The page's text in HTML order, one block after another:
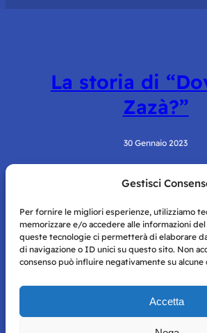
Gestisci
Per fornire le migliori esperienze, utilizziamo
memorizzare e/o accedere alle informazioni
queste tecnologie ci permetterà di elaborare
di navigazione o ID unici su questo sito. Non
consenso può influire negativamente su
Accetta
La storia di
Zazà?”
30 Gennaio 2023
Napoli con autorizzazione numero 38 del 25/9/
Tutte le immagini e i contenuti su questo sito